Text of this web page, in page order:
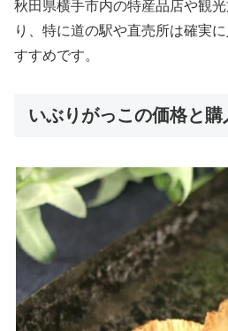
秋田県横手市内の特産品店や観
り、特に道の駅や直売所は確実
すすめです。
いぶりがっこの価格と購